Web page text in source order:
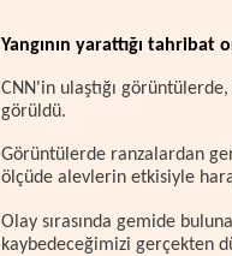
Yangının yarattığı tahribat
CNN'in ulaştığı
görüldü.
Görüntülerde ranzalardan
ölçüde alevlerin etkisiyle
Olay sırasında gemide
kaybedeceğimizi gerçekten